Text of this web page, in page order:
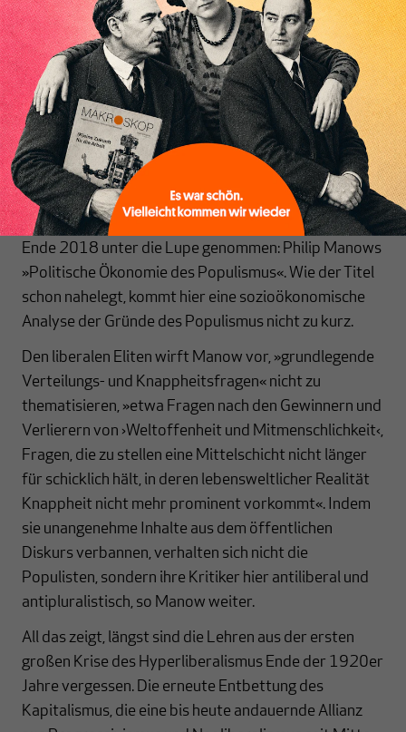
Inhaltsverzeichnis und Demütigung auf Seiten der Verlierer«. Jene
schreiben sich ihren Erfolg selbst zu. Was man bezahlt
bekommt, hat man verdient und man selbst
geschaffen. Jeder ist seines Glückes Schmied – oder
eben seines Unglücks. Einziger Wehrmutstropen, so
Thielemann: es fehle Sandel an einer Kritik der
Marktideologie.
Ein mittlerweile älteres, wenngleich heute nicht
weniger aktuelles Buch hat Martin Höpner bereits
Ende 2018 unter die Lupe genommen: Philip Manows
»Politische Ökonomie des Populismus«. Wie der Titel
schon nahelegt, kommt hier eine sozioökonomische
Analyse der Gründe des Populismus nicht zu kurz.
Den liberalen Eliten wirft Manow vor, »grundlegende
Verteilungs- und Knappheitsfragen« nicht zu
thematisieren, »etwa Fragen nach den Gewinnern und
Verlierern von ›Weltoffenheit und Mitmenschlichkeit‹,
Fragen, die zu stellen eine Mittelschicht nicht länger
für schicklich hält, in deren lebensweltlicher Realität
Knappheit nicht mehr prominent vorkommt«. Indem
sie unangenehme Inhalte aus dem öffentlichen
Diskurs verbannen, verhalten sich nicht die
Populisten, sondern ihre Kritiker hier antiliberal und
antipluralistisch, so Manow weiter.
All das zeigt, längst sind die Lehren aus der ersten
großen Krise des Hyperliberalismus Ende der 1920er
Jahre vergessen. Die erneute Entbettung des
Kapitalismus, die eine bis heute andauernde Allianz